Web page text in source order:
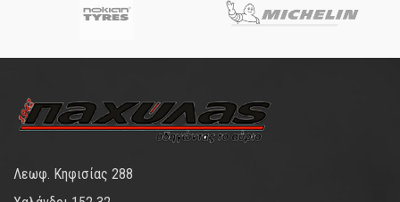
Λεωφ. Κηφισίας 288